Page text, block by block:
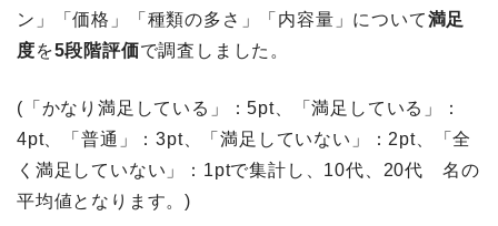
ン」「価格」「種類の多さ」「内容量」について満足
度を5段階評価で調査しました。
(「かなり満足している」：5pt、「満足している」：
4pt、「普通」：3pt、「満足していない」：2pt、「全
く満足していない」：1ptで集計し、10代、20代 名の
平均値となります。)